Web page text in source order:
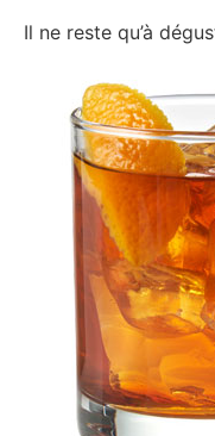
Il ne reste qu’à